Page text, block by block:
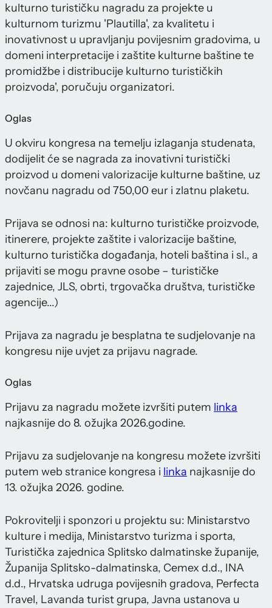
kulturno turističku nagradu za projekte u
kulturnom turizmu 'Plautilla', za kvalitetu i
inovativnost u upravljanju povijesnim gradovima, u
domeni interpretacije i zaštite kulturne baštine te
promidžbe i distribucije kulturno turističkih
proizvoda', poručuju organizatori.
Oglas
U okviru kongresa na temelju izlaganja studenata,
dodijelit će se nagrada za inovativni turistički
proizvod u domeni valorizacije kulturne baštine, uz
novčanu nagradu od 750,00 eur i zlatnu plaketu.
Prijava se odnosi na: kulturno turističke proizvode,
itinerere, projekte zaštite i valorizacije baštine,
kulturno turistička događanja, hoteli baština i sl., a
prijaviti se mogu pravne osobe – turističke
zajednice, JLS, obrti, trgovačka društva, turističke
agencije...)
Prijava za nagradu je besplatna te sudjelovanje na
kongresu nije uvjet za prijavu nagrade.
Oglas
Prijavu za nagradu možete izvršiti putem linka
najkasnije do 8. ožujka 2026.godine.
Prijavu za sudjelovanje na kongresu možete izvršiti
putem web stranice kongresa i linka najkasnije do
13. ožujka 2026. godine.
Pokrovitelji i sponzori u projektu su: Ministarstvo
kulture i medija, Ministarstvo turizma i sporta,
Turistička zajednica Splitsko dalmatinske županije,
Županija Splitsko-dalmatinska, Cemex d.d., INA
d.d., Hrvatska udruga povijesnih gradova, Perfecta
Travel, Lavanda turist grupa, Javna ustanova u